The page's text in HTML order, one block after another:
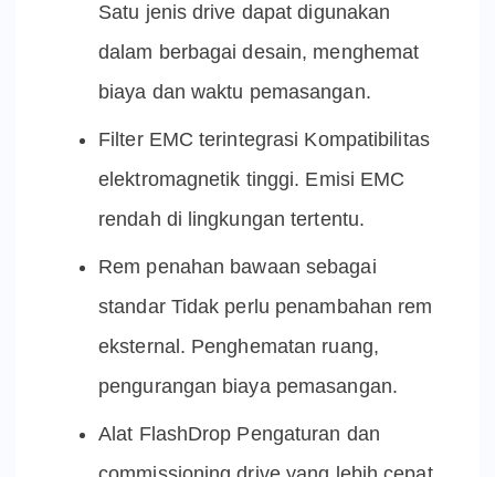
Satu jenis drive dapat digunakan
dalam berbagai desain, menghemat
biaya dan waktu pemasangan.
Filter EMC terintegrasi Kompatibilitas
elektromagnetik tinggi. Emisi EMC
rendah di lingkungan tertentu.
Rem penahan bawaan sebagai
standar Tidak perlu penambahan rem
eksternal. Penghematan ruang,
pengurangan biaya pemasangan.
Alat FlashDrop Pengaturan dan